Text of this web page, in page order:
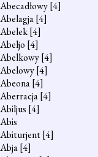
Abecadłowy[4]
Abelagja[4]
Abelek[4]
Abeljo [4]
Abelkowy[4]
Abelowy[4]
Abeona[4]
Aberracja[4]
Abiljus [4]
Abis
Abiturjent[4]
Abja[4]